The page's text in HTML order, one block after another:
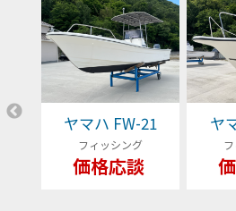
ヤマハ FW-21
フィッシング
価格応談
ヤ